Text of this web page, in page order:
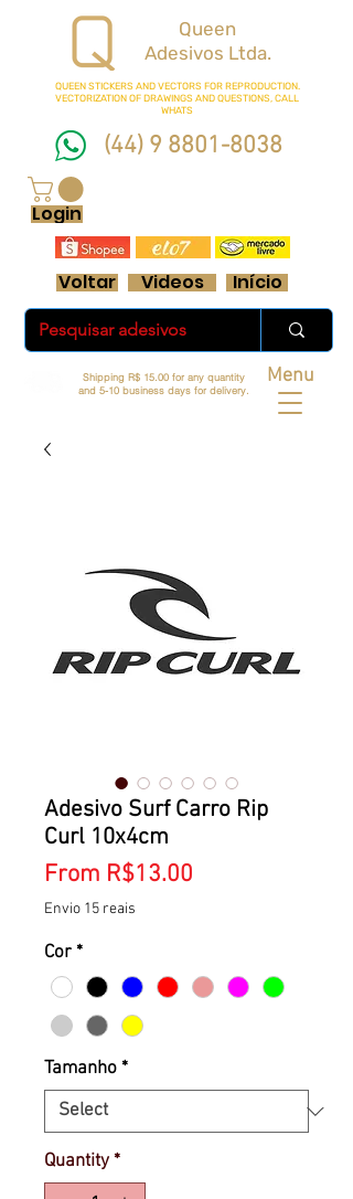
QUEEN STICKERSAND VECTORS FOR REPRODUCTION.
VECTORIZATION OF DRAWINGS AND QUESTIONS, CALL
WHATS
(44) 9 8801-8038
Início
Menu
Shipping R$ 15.00 for any quantity
and 5-10 business days for delivery.
Login
Voltar Videos
Queen
Adesivos Ltda.
Adesivo Surf Carro Rip
Curl 10x4cm
From R$13.00
Envio 15 reais
Cor *
Tamanho *
Quantity *